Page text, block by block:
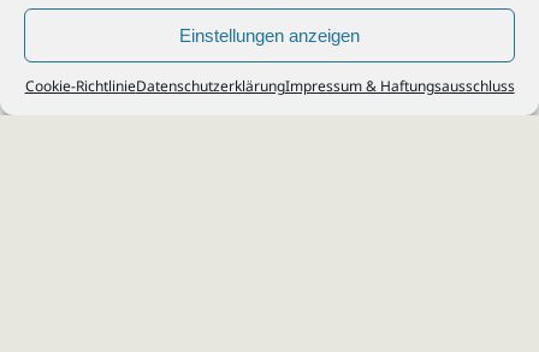
Einstellungen anzeigen
Cookie-RichtlinieDatenschutzerklärungImpressum & Haftungsausschluss
© 2026Steuerberater Kempf, Köln - Steuerberatung Poll, Porz, Deutz, Mülheim,